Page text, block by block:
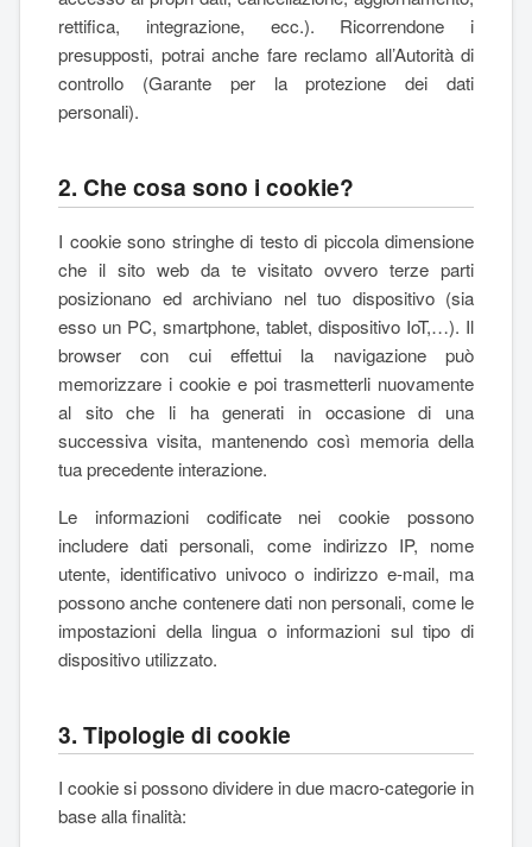
rettifica, integrazione, ecc.). Ricorrendone i
presupposti, potrai anche fare reclamo all’Autorità di
controllo (Garante per la protezione dei dati
personali).
2. Che cosa sono i cookie?
I cookie sono stringhe di testo di piccola dimensione
che il sito web da te visitato ovvero terze parti
posizionano ed archiviano nel tuo dispositivo (sia
esso un PC, smartphone, tablet, dispositivo IoT,…). Il
browser con cui effettui la navigazione può
memorizzare i cookie e poi trasmetterli nuovamente
al sito che li ha generati in occasione di una
successiva visita, mantenendo così memoria della
tua precedente interazione.
Le informazioni codificate nei cookie possono
includere dati personali, come indirizzo IP, nome
utente, identificativo univoco o indirizzo e-mail, ma
possono anche contenere dati non personali, come le
impostazioni della lingua o informazioni sul tipo di
dispositivo utilizzato.
3. Tipologie di cookie
I cookie si possono dividere in due macro-categorie in
base alla finalità: